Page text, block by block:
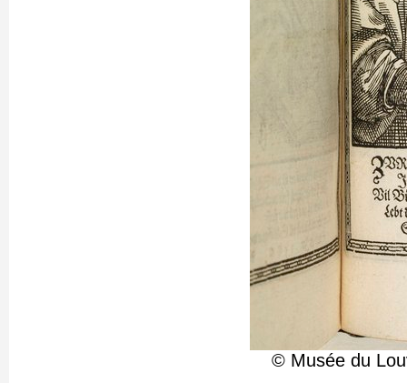
© Musée du